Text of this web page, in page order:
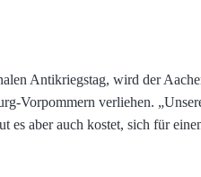
Antikriegstag, wird der
Vorpommern verliehen.
aber auch kostet, sich für